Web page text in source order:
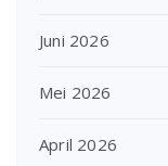
Juni 2026
Mei 2026
April 2026